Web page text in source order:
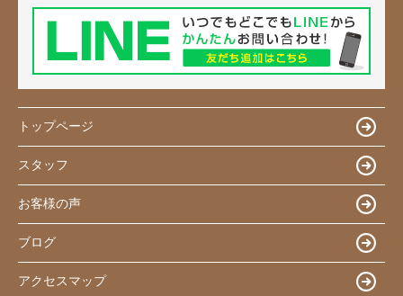
トップページ
スタッフ
お客様の声
ブログ
アクセスマップ